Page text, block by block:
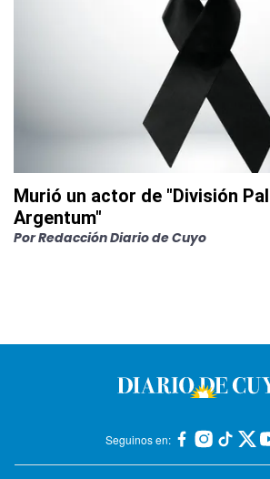
Murió un actor de "División
Argentum"
PorRedacción Diario de Cuyo
Seguinos en: